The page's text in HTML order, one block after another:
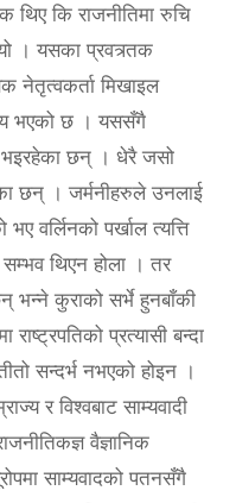
थिए कि राजनीतिमा रुचि
। यसका प्रवत्र्तक
नेतृत्वकर्ता मिखाइल
भएको छ । यससँगै
भइरहेका छन् । धेरै जसो
छन् । जर्मनीहरुले उनलाई
वर्लिनको पर्खाल त्यत्ति
थिएन होला । तर
भन्ने कुराको सर्भे हुनबाँकी
प्रत्यासी बन्दा
सन्दर्भ नभएको होइन ।
र विश्वबाट साम्यवादी
वैज्ञानिक
साम्यवादको पतनसँगै